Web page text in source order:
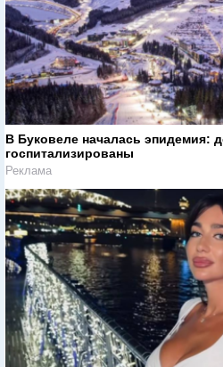
В Буковеле началась эпидемия:
госпитализированы
Реклама